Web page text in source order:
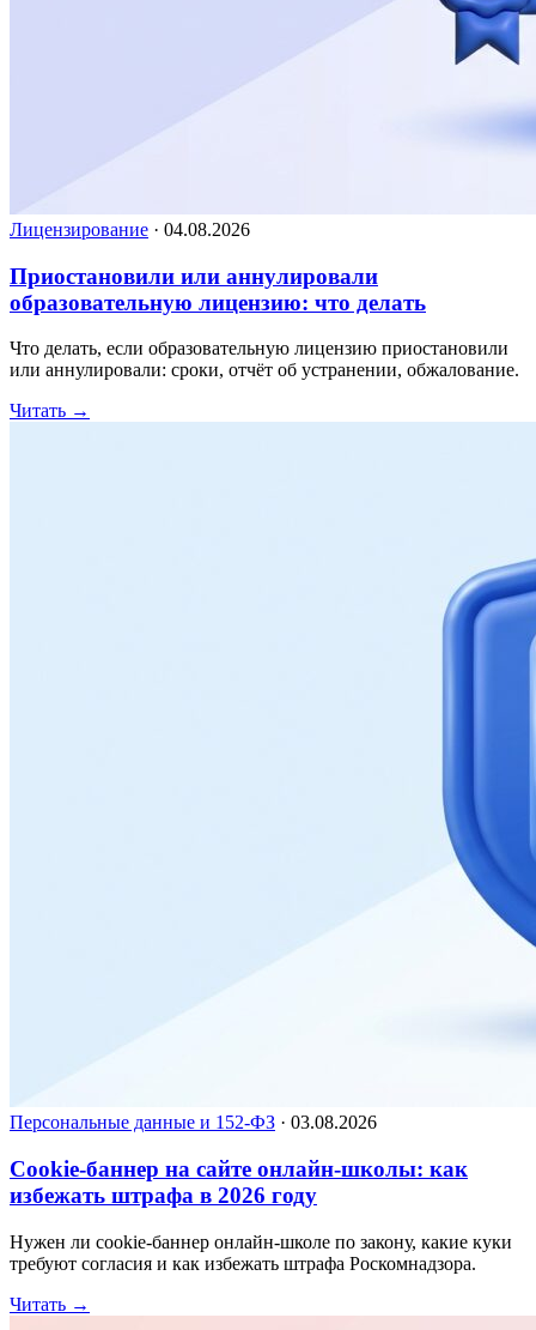
Лицензирование · 04.08.2026
Приостановили или аннулировали
образовательную лицензию: что делать
Что делать, если образовательную лицензию приостановили
или аннулировали: сроки, отчёт об устранении, обжалование.
Читать →
Персональные данные и 152-ФЗ · 03.08.2026
Cookie-баннер на сайте онлайн-школы: как
избежать штрафа в 2026 году
Нужен ли cookie-баннер онлайн-школе по закону, какие куки
требуют согласия и как избежать штрафа Роскомнадзора.
Читать →